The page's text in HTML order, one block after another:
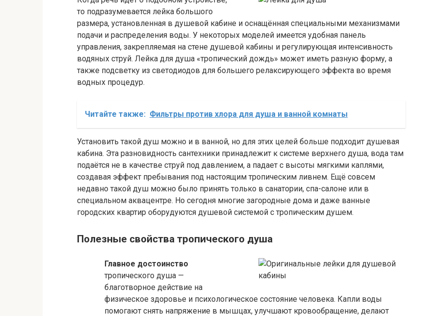
то подразумевается лейка большого
размера, установленная в душевой кабине и оснащённая специальными механизмами
подачи и распределения воды. У некоторых моделей имеется удобная панель
управления, закрепляемая на стене душевой кабины и регулирующая интенсивность
водяных струй. Лейка для душа «тропический дождь» может иметь разную форму, а
также подсветку из светодиодов для большего релаксирующего эффекта во время
водных процедур.
Читайте также: Фильтры против хлора для душа и ванной комнаты
Установить такой душ можно и в ванной, но для этих целей больше подходит душевая
кабина. Эта разновидность сантехники принадлежит к системе верхнего душа, вода там
подаётся не в качестве струй под давлением, а падает с высоты мягкими каплями,
создавая эффект пребывания под настоящим тропическим ливнем. Ещё совсем
недавно такой душ можно было принять только в санатории, спа-салоне или в
специальном аквацентре. Но сегодня многие загородные дома и даже ванные
городских квартир оборудуются душевой системой с тропическим душем.
Полезные свойства тропического душа
Главное достоинство
тропического душа —
благотворное действие на
физическое здоровье и психологическое состояние человека. Капли воды
помогают снять напряжение в мышцах, улучшают кровообращение, делают